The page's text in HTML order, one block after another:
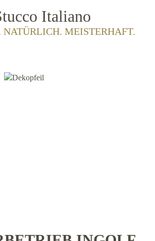
Italiano
NATÜRLICH. MEISTERHAFT.